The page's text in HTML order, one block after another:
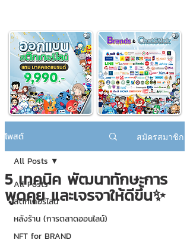
โพสต์ สมัครสมาชิก
All Posts
สติกเกอร์ไลน์
หลังร้าน (การตลาดออนไลน์)
NFT for BRAND
All Posts
5 เทคนิค พัฒนาทักษะการ
พูดคุย และเจรจาให้ดีขึ้น✨